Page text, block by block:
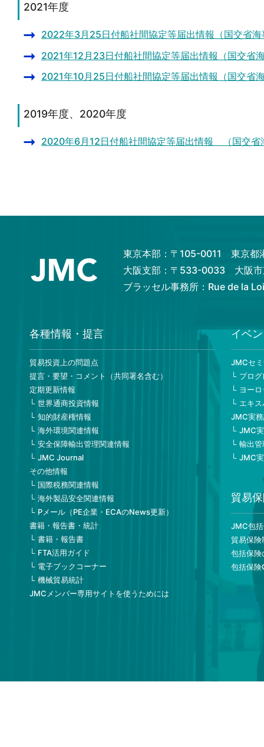
2021年度
2022年3月25日付船社間協定等届出情報（国交省海
2021年12月23日付船社間協定等届出情報（国交省
2021年10月25日付船社間協定等届出情報（国交省
2019年度、2020年度
2020年6月12日付船社間協定等届出情報 （国交省
東京本部：〒105-0011 東京都
大阪支部：〒533-0033 大阪市
ブラッセル事務所：Rue de la
各種情報・提言
貿易投資上の問題点
提言・要望・コメント（共同署名含む）
定期更新情報
世界通商投資情報
知的財産権情報
海外環境関連情報
安全保障輸出管理関連情報
JMC Journal
その他情報
国際税務関連情報
海外製品安全関連情報
Pメール（PE企業・ECAのNews更新）
書籍・報告書・統計
書籍・報告書
FTA活用ガイド
電子ブックコーナー
機械貿易統計
JMCメンバー専用サイトを使うためには
イベ
JMCセ
プロ
ヨー
エキ
JMC実
JMC
輸出
JMC
貿易
JMC包
貿易保険
包括保険
包括保険